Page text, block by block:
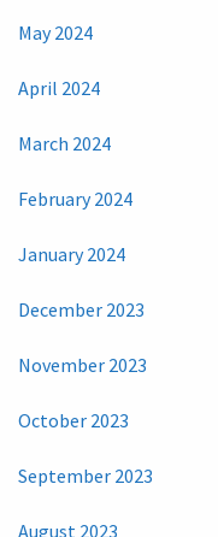
May 2024
April 2024
March 2024
February 2024
January 2024
December 2023
November 2023
October 2023
September 2023
August 2023